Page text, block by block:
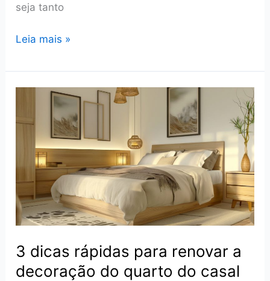
seja tanto
7
de
decoração
uma
cozinha
moderna
Leia mais »
3 dicas rápidas para renovar a
decoração do quarto do casal